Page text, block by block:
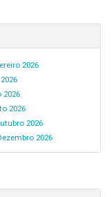
2026
2026
2026
2026
2026